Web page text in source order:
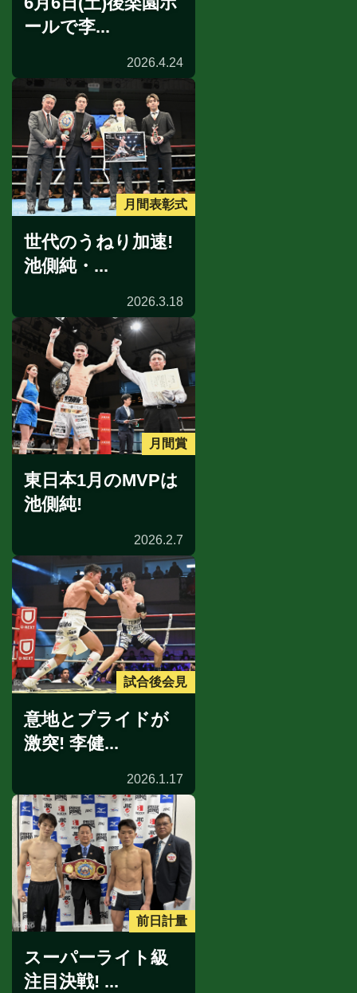
ールで李...
2026.4.24
月間表彰式
世代のうねり加速!
池側純・...
2026.3.18
月間賞
東日本1月のMVPは
池側純!
2026.2.7
試合後会見
意地とプライドが
激突! 李健...
2026.1.17
前日計量
スーパーライト級
注目決戦! ...